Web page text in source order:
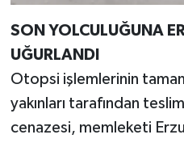
SON YOLCULUĞUNA
UĞURLANDI
Otopsi işlemlerinin
yakınları tarafından
cenazesi, memleketi